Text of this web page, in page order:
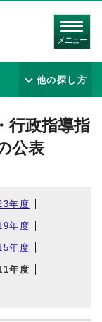
メニュー
他の探し方
行政指導指
公表
年度
年度
年度
年度